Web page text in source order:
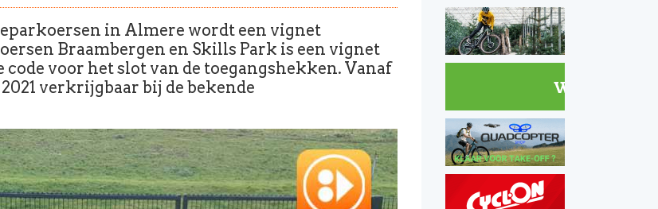
in Almere wordt een vignet
Braambergen en Skills Park is een vignet
voor het slot van de toegangshekken. Vanaf
verkrijgbaar bij de bekende